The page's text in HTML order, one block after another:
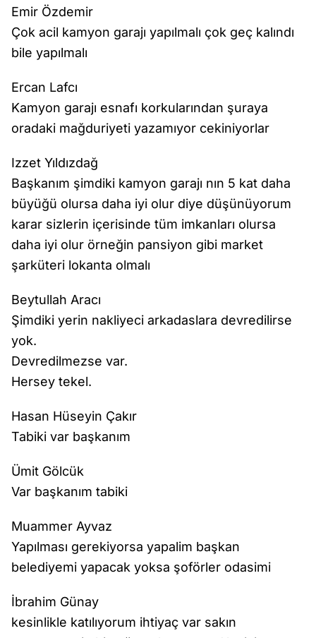
Emir Özdemir
Çok acil kamyon garajı yapılmalı çok geç kalındı
bile yapılmalı
Ercan Lafcı
Kamyon garajı esnafı korkularından şuraya
oradaki mağduriyeti yazamıyor cekiniyorlar
Izzet Yıldızdağ
Başkanım şimdiki kamyon garajı nın 5 kat daha
büyüğü olursa daha iyi olur diye düşünüyorum
karar sizlerin içerisinde tüm imkanları olursa
daha iyi olur örneğin pansiyon gibi market
şarküteri lokanta olmalı
Beytullah Aracı
Şimdiki yerin nakliyeci arkadaslara devredilirse
yok.
Devredilmezse var.
Hersey tekel.
Hasan Hüseyin Çakır
Tabiki var başkanım
Ümit Gölcük
Var başkanım tabiki
Muammer Ayvaz
Yapılması gerekiyorsa yapalim başkan
belediyemi yapacak yoksa şoförler odasimi
İbrahim Günay
kesinlikle katılıyorum ihtiyaç var sakın